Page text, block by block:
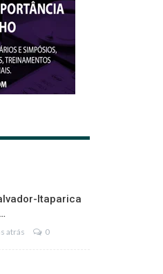
Itaparica
atrás 0